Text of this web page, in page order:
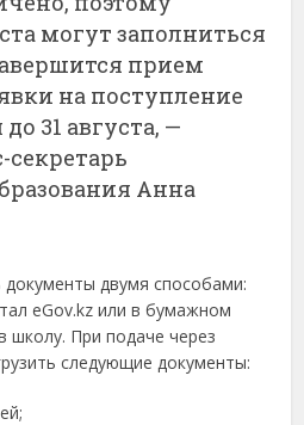
могут заполниться
прием
на поступление
31 августа, —
секретарь
Анна
двумя способами:
eGov.kz или в бумажном
школу. При подаче через
следующие документы: